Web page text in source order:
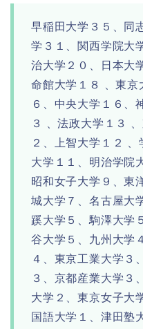
早稲田大学３５、同
学３１、関西学院大
治大学２０、日本大
命館大学１８ 、東京
６、中央大学１６、
３ 、法政大学１３
２、上智大学１２
大学１１、明治学院
昭和女子大学９、東
城大学７、名古屋大
蹊大学５、駒澤大学
谷大学５、九州大学
４、東京工業大学３
３、京都産業大学３
大学２、東京女子大
国語大学１、津田塾